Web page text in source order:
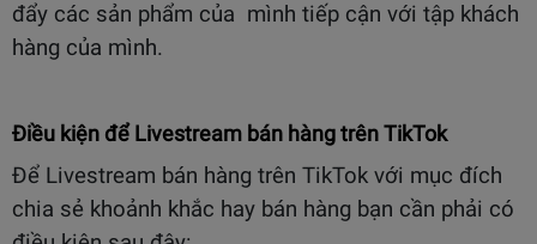
đẩy các sản phẩm của mình tiếp cận với tập khách
hàng của mình.
Điều kiện để Livestream bán hàng trên TikTok
Để Livestream bán hàng trên TikTok với mục đích
chia sẻ khoảnh khắc hay bán hàng bạn cần phải có